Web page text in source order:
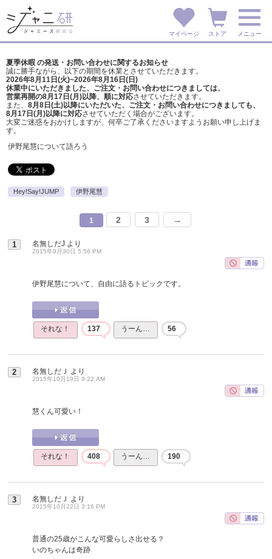
マイページ ストア メニュー
夏季休暇 の発送・お問い合わせに関するお知らせ
誠に勝手ながら、以下の期間を休業とさせていただきます。
2026年8月11日(火)~2026年8月16日(日)
休業中にいただきました、ご注文・お問い合わせにつきましては、
営業再開の8月17日(月)以降、順に対応させていただきます。
また、 8月8日(土)以降にいただいた、ご注文・ お問い合わせにつきましても、
8月17日(月)以降に対応させていただく場合がございます。
大変ご迷惑をおかけしますが、 何卒ご了承くださいますようお願い申し上げま
す。
伊野尾慧について語ろう
Hey!Say!JUMP 伊野尾慧
1 2 3 →
1 名無しだJ より
2015年9月30日 5:56 PM
伊野尾慧について、自由に語るトピックです。
それな！ 137 うーん… 56
2 名無しだＪ より
2015年10月19日 9:22 AM
慧くん可愛い！
それな！ 408 うーん… 190
3 名無しだＪ より
2015年10月22日 3:16 PM
普通の25歳がこんな可愛らしさ出せる？
いのちゃんは奇跡